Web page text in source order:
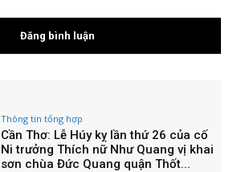
Thông tin tổng hợp
Cần Thơ: Lễ Húy kỵ lần thứ 26 của cố
Ni trưởng Thích nữ Như Quang vị khai
sơn chùa Đức Quang quận Thốt...